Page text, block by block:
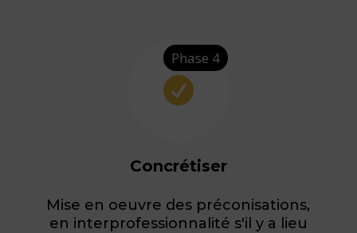

Phase 4
Concrétiser
Mise en oeuvre des préconisations,
en interprofessionnalité s'il y a lieu